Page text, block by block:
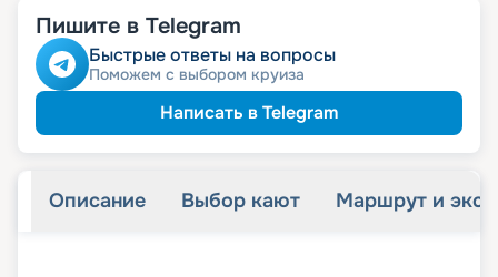
Скидка сотрудникам силовых
Скидкапенсионерам
Скидкаветеранам
Скидка многодетнымсемьям
Пишите в Telegram
Быстрые ответы на вопросы
Поможем с выбором круиза
Написать в Telegram
Описание Выбор кают Маршрут и